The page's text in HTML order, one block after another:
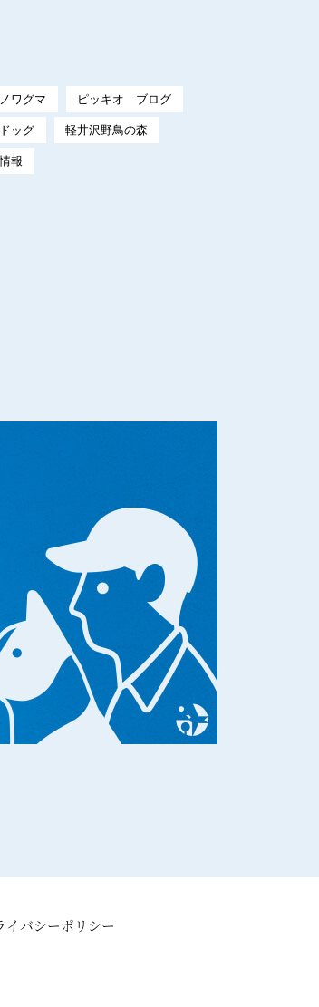
ワグマ ピッキオ ブログ
ッグ 軽井沢野鳥の森
報
イバシーポリシー